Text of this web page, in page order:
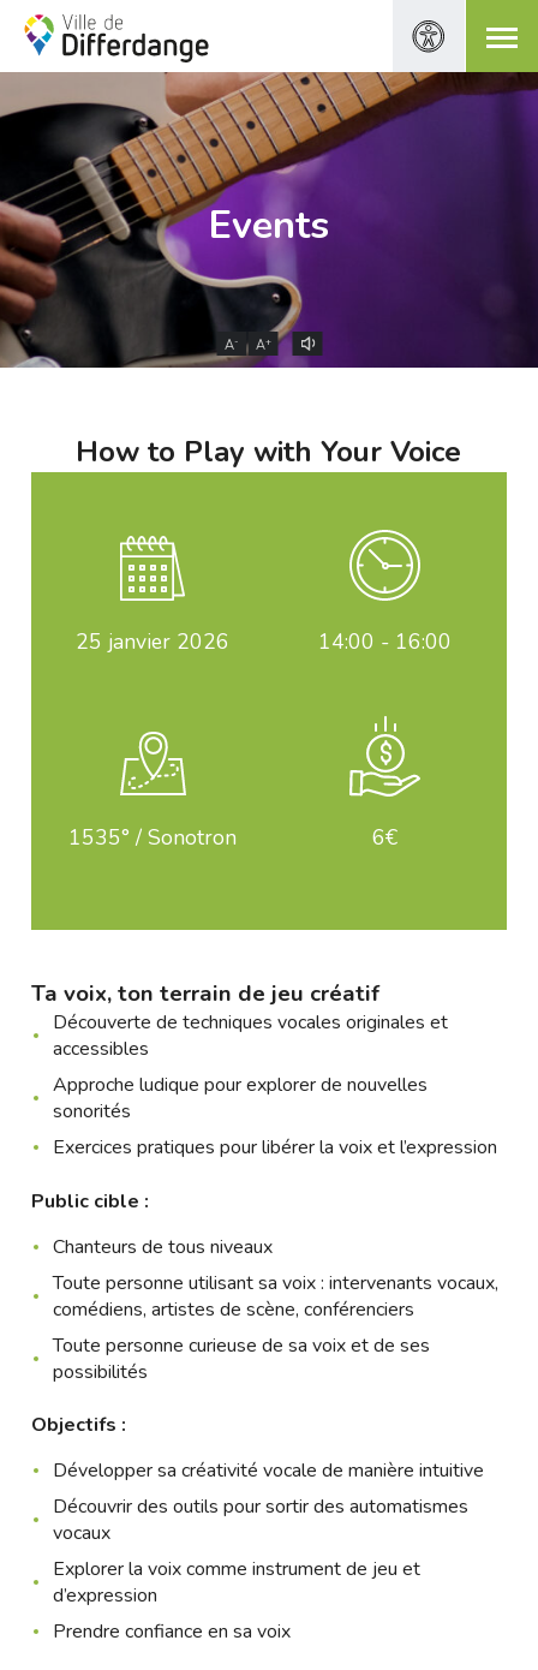
Events
A- A+
How to Play with Your Voice
25 janvier 2026 14:00 - 16:00
1535° / Sonotron 6€
Ta voix, ton terrain de jeu créatif
Découverte de techniques vocales originales et
accessibles
Approche ludique pour explorer de nouvelles
sonorités
Exercices pratiques pour libérer la voix et l’expression
Public cible :
Chanteurs de tous niveaux
Toute personne utilisant sa voix : intervenants vocaux,
comédiens, artistes de scène, conférenciers
Toute personne curieuse de sa voix et de ses
possibilités
Objectifs :
Développer sa créativité vocale de manière intuitive
Découvrir des outils pour sortir des automatismes
vocaux
Explorer la voix comme instrument de jeu et
d’expression
Prendre confiance en sa voix